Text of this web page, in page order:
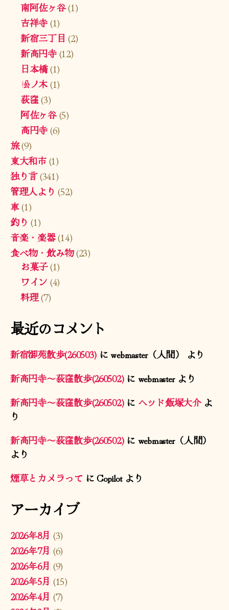
南阿佐ヶ谷(1)
吉祥寺(1)
新宿三丁目 (2)
新高円寺(12)
日本橋(1)
松ノ木(1)
荻窪(3)
阿佐ヶ谷(5)
高円寺(6)
旅(9)
東大和市(1)
独り言(341)
管理人より (52)
車(1)
釣り (1)
音楽・楽器(14)
食べ物・飲み物(23)
お菓子(1)
ワイン (4)
料理(7)
最近のコメント
新宿御苑散歩(260503) にwebmaster（人間）
より
新高円寺〜荻窪散歩(260502)に webmasterより
新高円寺〜荻窪散歩(260502)に ヘッド飯塚大介よ
り
新高円寺〜荻窪散歩(260502)に webmaster（人間）
より
煙草とカメラってにCopilotより
アーカイブ
2026年8月 (3)
2026年7月 (6)
2026年6月 (9)
2026年5月 (15)
2026年4月 (7)